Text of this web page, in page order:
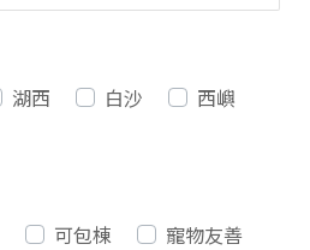
湖西 白沙
西嶼
可包棟
寵物友善